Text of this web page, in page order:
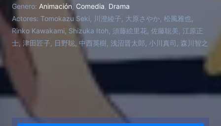
muchos problemas para relacionarse con sus
colegas estudiantes, y con sus fobias a volar en
avión y al mar, que le impiden salir de Japón a
cumplir sus sueños. Además todo lo empeora
Megumi Noda, la nueva compañera pianista de
Chiaki que se ha autoproclama como su
novia/esposa, insiste en que la llamen "Nodame" y
vive justo al lado de él, creando situaciones cómicas
y disparatadas.
Genero: Animación Comedia Drama
Actores: Tomokazu Seki, 川澄綾子, 大原さやか, 松風雅也,
Rinko Kawakami, Shizuka Itoh, 須藤絵里花, 佐藤聡美, 江原正
士, 津田匠子, 日野聡, 中西英樹, 浅沼晋太郎, 小川真司, 森川智之